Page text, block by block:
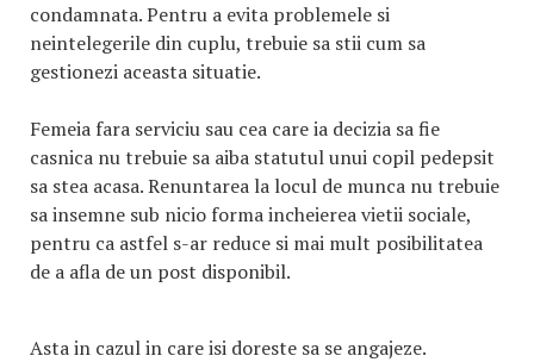
condamnata. Pentru a evita problemele si
neintelegerile din cuplu, trebuie sa stii cum sa
gestionezi aceasta situatie.
Femeia fara serviciu sau cea care ia decizia sa fie
casnica nu trebuie sa aiba statutul unui copil pedepsit
sa stea acasa. Renuntarea la locul de munca nu trebuie
sa insemne sub nicio forma incheierea vietii sociale,
pentru ca astfel s-ar reduce si mai mult posibilitatea
de a afla de un post disponibil.
Asta in cazul in care isi doreste sa se angajeze.